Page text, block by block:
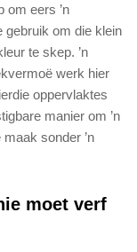
om eers ’n
gebruik om die klein
te skep. ’n
werk hier
oppervlaktes
manier om ’n
maak sonder ’n
moet verf